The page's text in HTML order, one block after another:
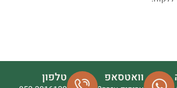
וואטסאפ טלפון